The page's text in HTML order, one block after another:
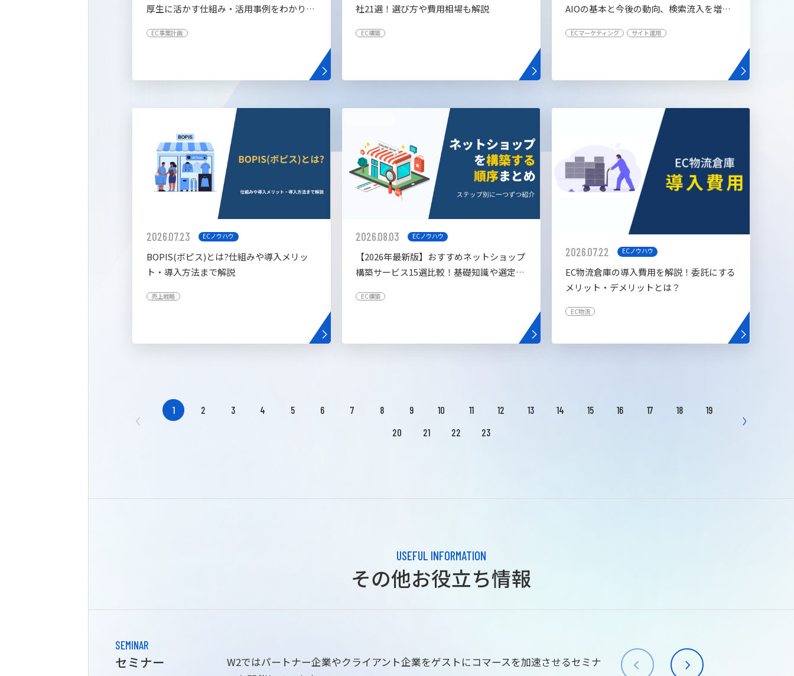
厚生に活かす仕組み・活用事例をわかりや
EC事業計画
社21選！選び方や費用相場も解説
EC構築
AIOの基本と今後の動向、検索流入を増や
ECマーケティング サイト運用
2026.07.23 ECノウハウ
BOPIS(ボピス)とは?仕組みや導入メリッ
ト・導入方法まで解説
売上戦略
2026.08.03 ECノウハウ
【2026年最新版】おすすめネットショップ
構築サービス15選比較！基礎知識や選定基
EC構築
2026.07.22 ECノウハウ
EC物流倉庫の導入費用を解説！委託にする
メリット・デメリットとは？
EC物流
1 2 3 4 5 6 7 8 9 10 11 12 13 14 15 16 17 18
19
20
21 22 23
USEFUL INFORMATION
その他お役立ち情報
SEMINAR
セミナー
W2ではパートナー企業やクライアント企業をゲストにコマースを加速させるセミナ